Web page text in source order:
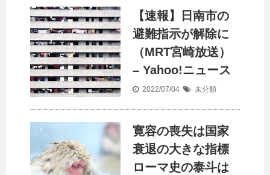
【速報】日南市の
避難指示が解除に
（MRT宮崎放送）
– Yahoo!ニュース
2022/07/04 未分類
寛容の喪失は国家
衰退の大きな指標
ローマ史の泰斗は